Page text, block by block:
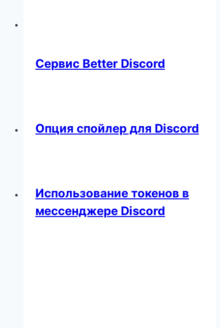
Сервис Better Discord
Опция спойлер для Discord
Использование токенов в
мессенджере Discord